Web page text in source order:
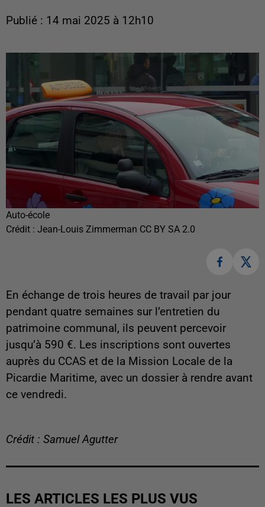
Publié : 14 mai 2025 à 12h10
Auto-école
Crédit : Jean-Louis Zimmerman CC BY SA 2.0
En échange de trois heures de travail par jour
pendant quatre semaines sur l’entretien du
patrimoine communal, ils peuvent percevoir
jusqu’à 590 €. Les inscriptions sont ouvertes
auprès du CCAS et de la Mission Locale de la
Picardie Maritime, avec un dossier à rendre avant
ce vendredi.
Crédit : Samuel Agutter
LES ARTICLES LES PLUS VUS